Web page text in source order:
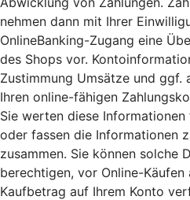
nehmen dann mit Ihrer
OnlineBanking-Zugang eine
des Shops vor.
Zustimmung Umsätze und ggf.
Ihren online-fähigen
Sie werten diese
oder fassen die Informationen
zusammen. Sie können solche
berechtigen, vor Online-
Kaufbetrag auf Ihrem Konto